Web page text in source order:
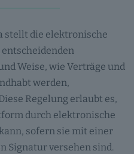
stellt die elektronische
entscheidenden
Weise, wie Verträge und
werden,
Regelung erlaubt es,
durch elektronische
sofern sie mit einer
Signatur versehen sind.